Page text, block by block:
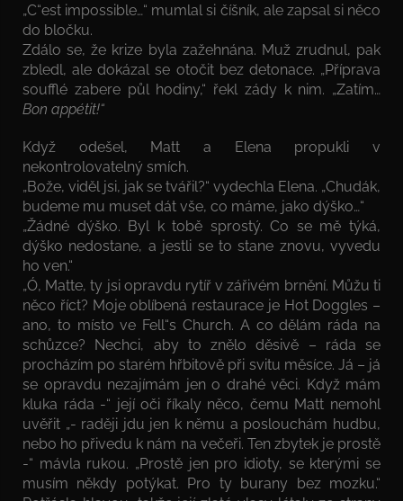
„C“est impossible…“ mumlal si číšník, ale zapsal si něco
do bločku.
Zdálo se, že krize byla zažehnána. Muž zrudnul, pak
zbledl, ale dokázal se otočit bez detonace. „Příprava
soufflé zabere půl hodiny,“ řekl zády k nim. „Zatím…
Bon appétit!“
Když odešel, Matt a Elena propukli v
nekontrolovatelný smích.
„Bože, viděl jsi, jak se tvářil?“ vydechla Elena. „Chudák,
budeme mu muset dát vše, co máme, jako dýško…“
„Žádné dýško. Byl k tobě sprostý. Co se mě týká,
dýško nedostane, a jestli se to stane znovu, vyvedu
ho ven.“
„Ó, Matte, ty jsi opravdu rytíř v zářivém brnění. Můžu ti
něco říct? Moje oblíbená restaurace je Hot Doggles –
ano, to místo ve Fell“s Church. A co dělám ráda na
schůzce? Nechci, aby to znělo děsivě – ráda se
procházím po starém hřbitově při svitu měsíce. Já – já
se opravdu nezajímám jen o drahé věci. Když mám
kluka ráda -“ její oči říkaly něco, čemu Matt nemohl
uvěřit „- raději jdu jen k němu a poslouchám hudbu,
nebo ho přivedu k nám na večeři. Ten zbytek je prostě
-“ mávla rukou. „Prostě jen pro idioty, se kterými se
musím někdy potýkat. Pro ty burany bez mozku.“